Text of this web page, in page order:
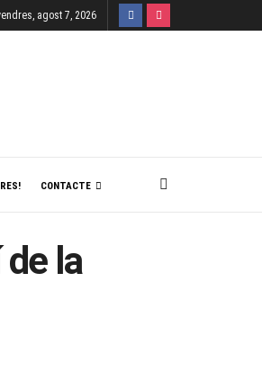
agost 7, 2026
CONTACTE
la